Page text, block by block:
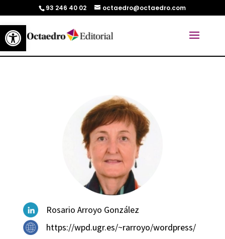
Abrir barra de herramientas
93 246 40 02 octaedro@octaedro.com
Rosario Arroyo González
https://wpd.ugr.es/~rarroyo/wordpress/